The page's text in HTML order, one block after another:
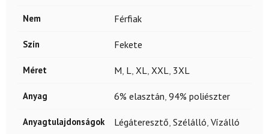
Nem Férfiak
Szín Fekete
Méret M, L, XL, XXL, 3XL
Anyag 6% elasztán, 94% poliészter
Anyagtulajdonságok Légáteresztő, Szélálló, Vízálló